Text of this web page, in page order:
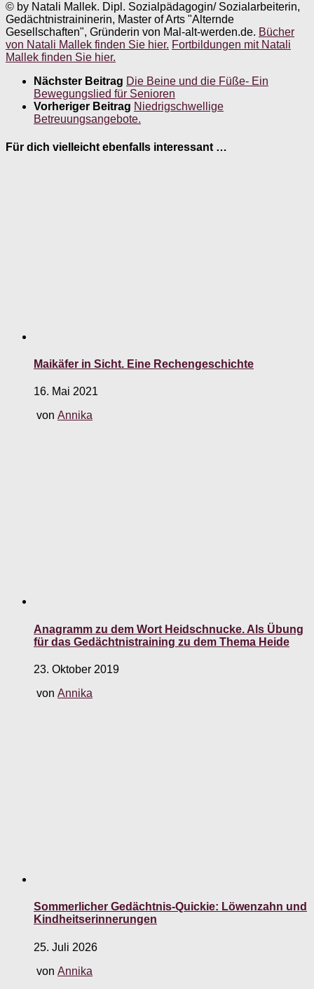
© by Natali Mallek. Dipl. Sozialpädagogin/ Sozialarbeiterin,
Gedächtnistraininerin, Master of Arts "Alternde
Gesellschaften", Gründerin von Mal-alt-werden.de. Bücher
von Natali Mallek finden Sie hier. Fortbildungen mit Natali
Mallek finden Sie hier.
Nächster Beitrag Die Beine und die Füße- Ein
Bewegungslied für Senioren
Vorheriger Beitrag Niedrigschwellige
Betreuungsangebote.
Für dich vielleicht ebenfalls interessant …
Maikäfer in Sicht. Eine Rechengeschichte
16. Mai 2021
von Annika
Anagramm zu dem Wort Heidschnucke. Als Übung
für das Gedächtnistraining zu dem Thema Heide
23. Oktober 2019
von Annika
Sommerlicher Gedächtnis-Quickie: Löwenzahn und
Kindheitserinnerungen
25. Juli 2026
von Annika